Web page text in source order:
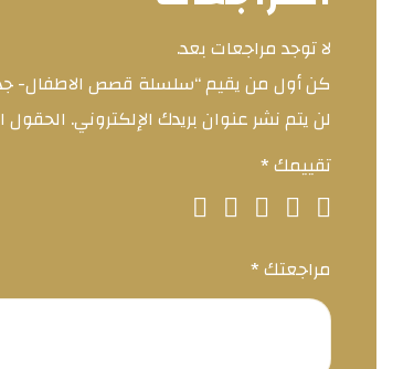
لا توجد مراجعات بعد.
كن أول من يقيم “سلسلة قصص الاطفال-
لن يتم نشر عنوان بريدك الإلكتروني. الحقول
تقييمك*
مراجعتك*